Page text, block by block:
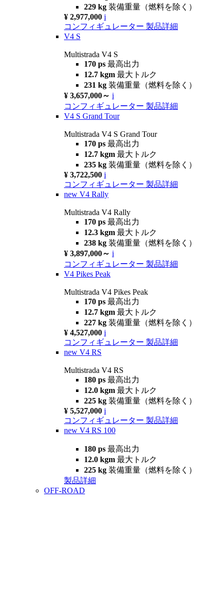
229 kg 装備重量（燃料を除く）
¥ 2,977,000 i
コンフィギュレーター 製品詳細
V4 S
Multistrada V4 S
170 ps 最高出力
12.7 kgm 最大トルク
231 kg 装備重量（燃料を除く）
¥ 3,657,000～ i
コンフィギュレーター 製品詳細
V4 S Grand Tour
Multistrada V4 S Grand Tour
170 ps 最高出力
12.7 kgm 最大トルク
235 kg 装備重量（燃料を除く）
¥ 3,722,500 i
コンフィギュレーター 製品詳細
new V4 Rally
Multistrada V4 Rally
170 ps 最高出力
12.3 kgm 最大トルク
238 kg 装備重量（燃料を除く）
¥ 3,897,000～ i
コンフィギュレーター 製品詳細
V4 Pikes Peak
Multistrada V4 Pikes Peak
170 ps 最高出力
12.7 kgm 最大トルク
227 kg 装備重量（燃料を除く）
¥ 4,527,000 i
コンフィギュレーター 製品詳細
new V4 RS
Multistrada V4 RS
180 ps 最高出力
12.0 kgm 最大トルク
225 kg 装備重量（燃料を除く）
¥ 5,527,000 i
コンフィギュレーター 製品詳細
new V4 RS 100
180 ps 最高出力
12.0 kgm 最大トルク
225 kg 装備重量（燃料を除く）
製品詳細
OFF-ROAD